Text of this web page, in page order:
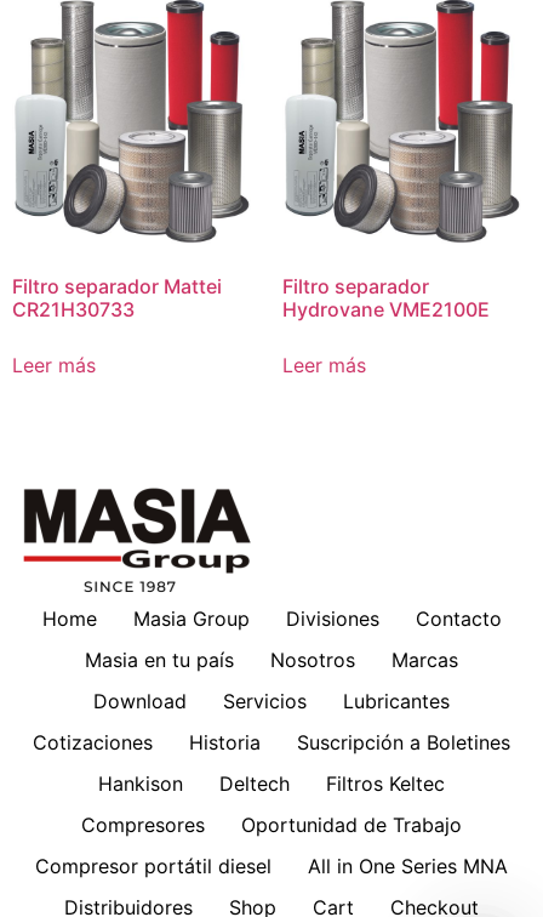
Filtro separador Mattei
CR21H30733
Leer más
Filtro separador
Hydrovane VME2100E
Leer más
Home Masia Group Divisiones
Contacto
Masia en tu país
Nosotros
Marcas
Download
Servicios
Lubricantes
Cotizaciones
Historia
Suscripción a Boletines
Hankison
Deltech
Filtros Keltec
Compresores
Oportunidad de Trabajo
Compresor portátil diesel
All in One Series MNA
Distribuidores
Shop Cart Checkout